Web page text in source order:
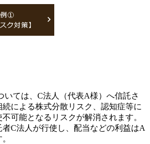
いては、C法人（代表A様）へ信託さ
による株式分散リスク、認知症等に
可能となるリスクが解消されます。
C法人が行使し、配当などの利益はA